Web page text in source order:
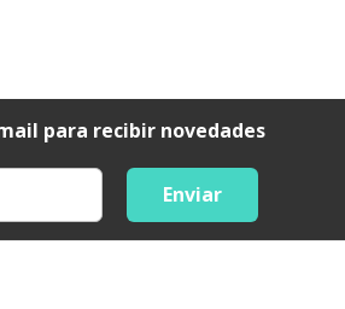
para recibir novedades
Enviar